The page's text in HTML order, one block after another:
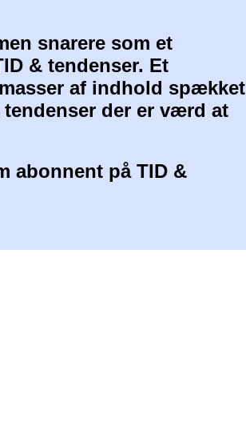
snarere som et
& tendenser. Et
af indhold spækket
der er værd at
abonnent på TID &